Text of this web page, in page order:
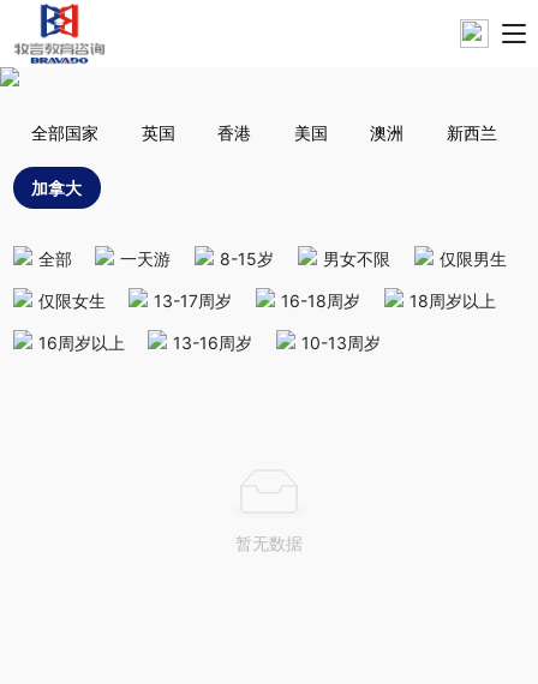
全部国家 英国 香港 美国 澳洲 新西兰
加拿大
全部 一天游 8-15岁 男女不限 仅限男生
仅限女生 13-17周岁 16-18周岁 18周岁以上
16周岁以上 13-16周岁 10-13周岁
暂无数据